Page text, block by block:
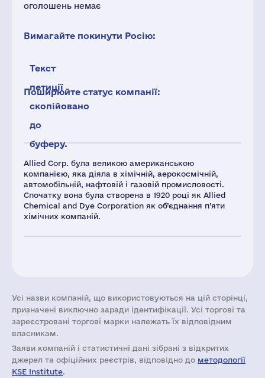
Allied Corp. була великою американською
компанією, яка діяла в хімічній, аерокосмічній,
автомобільній, нафтовій і газовій промисловості.
Спочатку вона була створена в 1920 році як Allied
Chemical and Dye Corporation як об’єднання п’яти
хімічних компаній.
оголошень немає
Вимагайте покинути Росію:
Текст
петиції
скопійовано
до
буферу.
Поширюйте статус компанії:
Усі назви компаній, що використовуються на цій сторінці,
призначені виключно заради ідентифікації. Усі торгові та
зареєстровані торгові марки належать їх відповідним
власникам.
Заяви компаній i статистичні дані зібрані з відкритих
джерел та офіційних реєстрів, відповідно до методології
KSE Institute.